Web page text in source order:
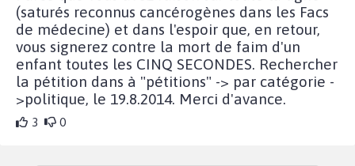
(saturés reconnus cancérogènes dans les Facs
de médecine) et dans l'espoir que, en retour,
vous signerez contre la mort de faim d'un
enfant toutes les CINQ SECONDES. Rechercher
la pétition dans à "pétitions" -> par catégorie -
>politique, le 19.8.2014. Merci d'avance.
3 0